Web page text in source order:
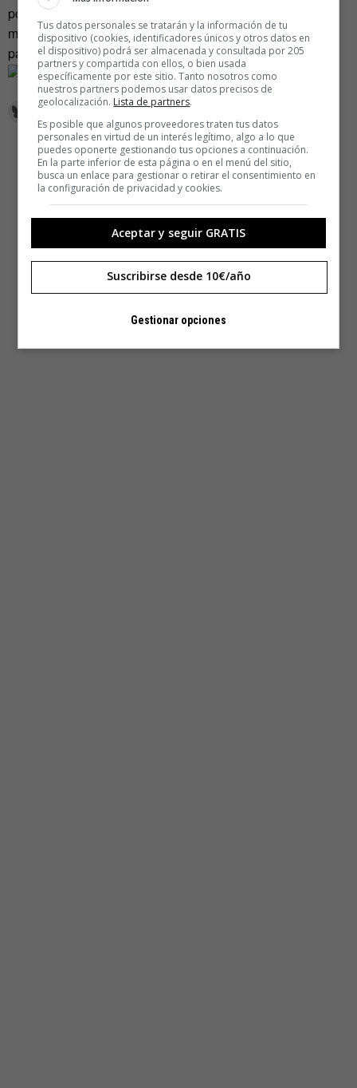
podría rebajar su precio considerablemente para hacerlo
más asequible. Consigan o no la rebaja, ¿tú cuánto
pagarías por ahorrarte la mitad del tanque para siempre?
Tus datos personales se tratarán y la información de tu
dispositivo (cookies, identificadores únicos y otros datos en
el dispositivo) podrá ser almacenada y consultada por 205
partners y compartida con ellos, o bien usada
específicamente por este sitio. Tanto nosotros como
nuestros partners podemos usar datos precisos de
geolocalización. Lista de partners.
Es posible que algunos proveedores traten tus datos
personales en virtud de un interés legítimo, algo a lo que
puedes oponerte gestionando tus opciones a continuación.
En la parte inferior de esta página o en el menú del sitio,
busca un enlace para gestionar o retirar el consentimiento en
la configuración de privacidad y cookies.
Aceptar y seguir GRATIS
Suscribirse desde 10€/año
Gestionar opciones